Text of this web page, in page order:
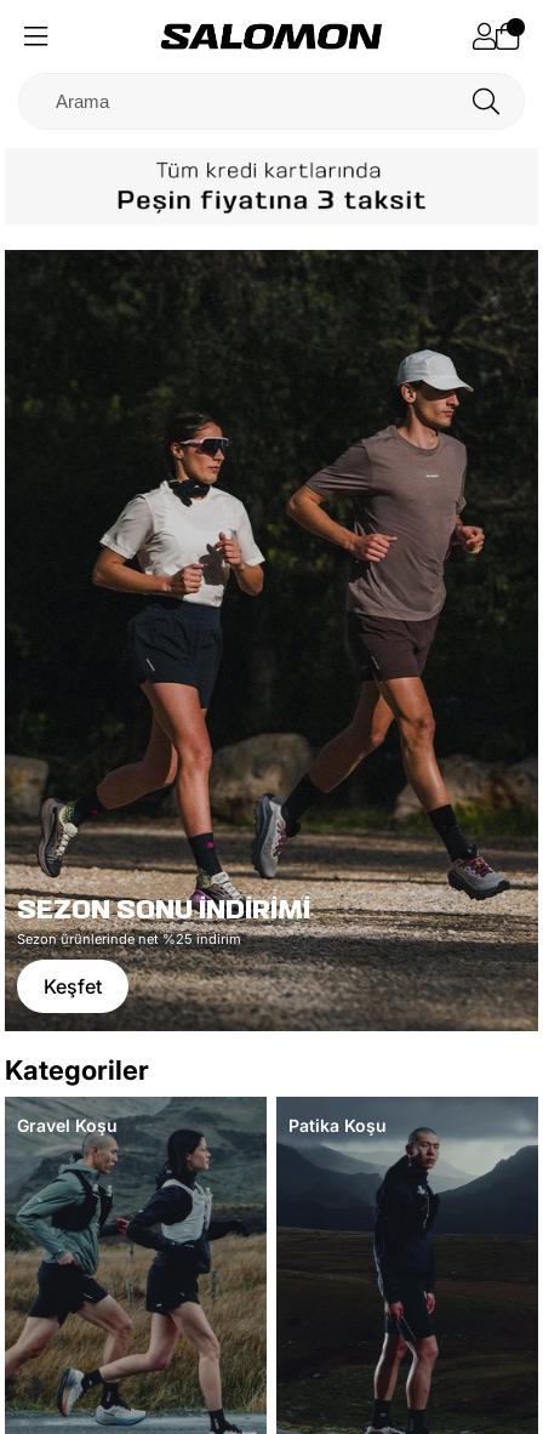
SEZON SONU İNDİRİMİ
Sezon ürünlerinde net %25 indirim
Keşfet
Kategoriler
Gravel Koşu Patika Koşu